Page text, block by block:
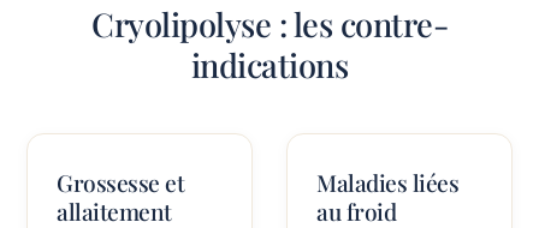
Cryolipolyse : les contre-
indications
Grossesse et
allaitement
Maladies liées
au froid